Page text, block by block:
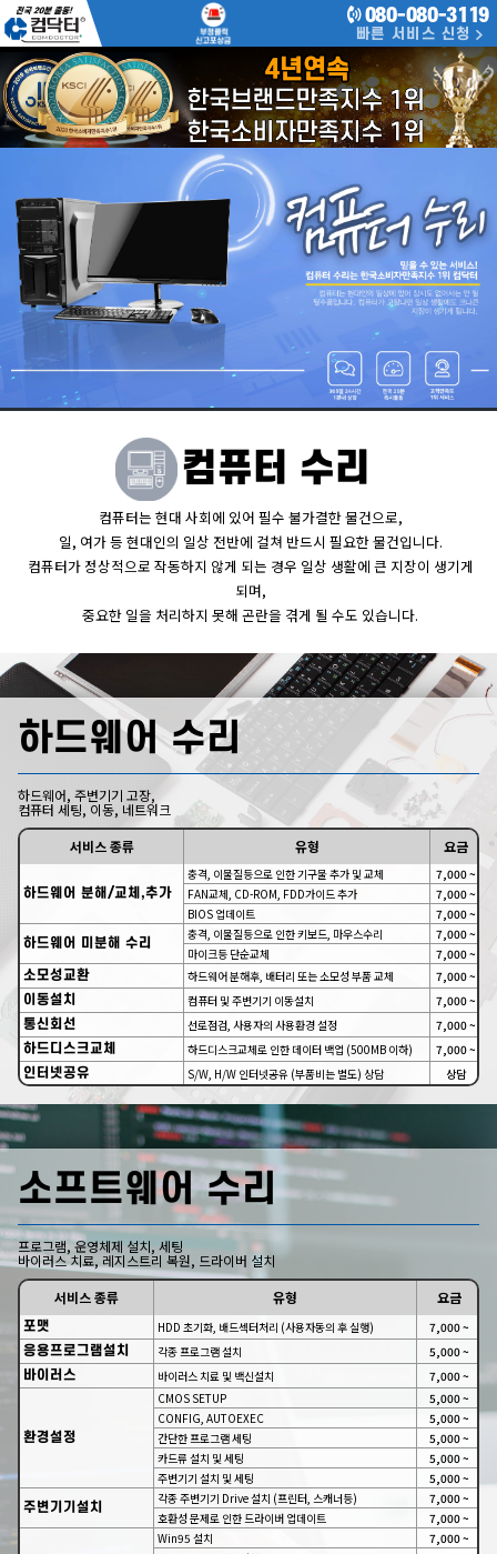
080-080-3119
빠른 서비스 신청
컴퓨터 수리
컴퓨터는 현대 사회에 있어 필수 불가결한 물건으로,
일, 여가 등 현대인의 일상 전반에 걸쳐 반드시 필요한 물건입니다.
컴퓨터가 정상적으로 작동하지 않게 되는 경우 일상 생활에 큰 지장이 생기게
되며,
중요한 일을 처리하지 못해 곤란을 겪게 될 수도 있습니다.
하드웨어 수리
하드웨어, 주변기기 고장,
컴퓨터 세팅, 이동, 네트워크
서비스 종류
유형 요금
하드웨어 분해/교체,추가
충격, 이물질등으로 인한 기구물 추가 및 교체
7,000 ~
FAN교체, CD-ROM, FDD가이드 추가
7,000 ~
BIOS 업데이트
7,000 ~
하드웨어 미분해 수리
충격, 이물질등으로 인한 키보드, 마우스수리
7,000 ~
마이크등 단순교체
7,000 ~
소모성교환 하드웨어 분해후, 배터리 또는 소모성 부품 교체 7,000 ~
이동설치 컴퓨터 및 주변기기 이동설치 7,000 ~
통신회선 선로점검, 사용자의 사용환경 설정 7,000 ~
하드디스크교체 하드디스크교체로 인한 데이터 백업 (500MB 이하) 7,000 ~
인터넷공유 S/W, H/W 인터넷공유 (부품비는 별도) 상담 상담
소프트웨어 수리
프로그램, 운영체제 설치, 세팅
바이러스 치료, 레지스트리 복원, 드라이버 설치
서비스 종류
유형 요금
포맷 HDD 초기화, 배드섹터처리 (사용자동의 후 실행) 7,000 ~
응용프로그램설치 각종 프로그램 설치 5,000 ~
바이러스 바이러스 치료 및 백신설치 7,000 ~
환경설정
CMOS SETUP
5,000 ~
CONFIG, AUTOEXEC
5,000 ~
간단한 프로그램 세팅
5,000 ~
카드류 설치 및 세팅
5,000 ~
주변기기 설치 및 세팅
5,000 ~
주변기기설치
각종 주변기기 Drive 설치 (프린터, 스캐너등)
7,000 ~
호환성 문제로 인한 드라이버 업데이트
7,000 ~
Win95 설치
7,000 ~